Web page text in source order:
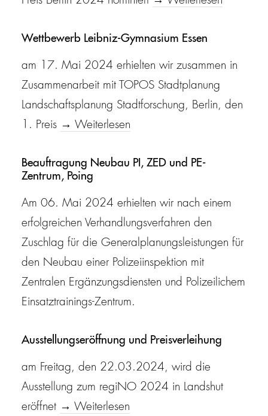
Wettbewerb Leibniz-Gymnasium Essen
am 17. Mai 2024 erhielten wir zusammen in
Zusammenarbeit mit TOPOS Stadtplanung
Landschaftsplanung Stadtforschung, Berlin, den
1. Preis → Weiterlesen
Beauftragung Neubau PI, ZED und PE-
Zentrum, Poing
Am 06. Mai 2024 erhielten wir nach einem
erfolgreichen Verhandlungsverfahren den
Zuschlag für die Generalplanungsleistungen für
den Neubau einer Polizeiinspektion mit
Zentralen Ergänzungsdiensten und Polizeilichem
Einsatztrainings-Zentrum.
Ausstellungseröffnung und Preisverleihung
am Freitag, den 22.03.2024, wird die
Ausstellung zum regiNO 2024 in Landshut
eröffnet → Weiterlesen